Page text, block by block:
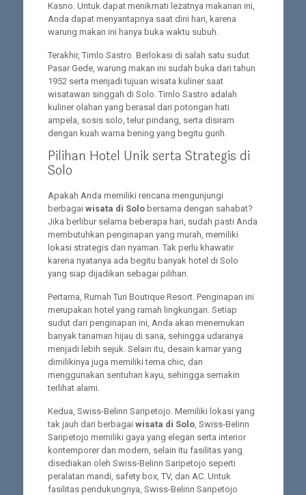
Kasno. Untuk dapat menikmati lezatnya makanan ini,
Anda dapat menyantapnya saat dini hari, karena
warung makan ini hanya buka waktu subuh.
Terakhir, Timlo Sastro. Berlokasi di salah satu sudut
Pasar Gede, warung makan ini sudah buka dari tahun
1952 serta menjadi tujuan wisata kuliner saat
wisatawan singgah di Solo. Timlo Sastro adalah
kuliner olahan yang berasal dari potongan hati
ampela, sosis solo, telur pindang, serta disiram
dengan kuah warna bening yang begitu gurih.
Pilihan Hotel Unik serta Strategis di
Solo
Apakah Anda memiliki rencana mengunjungi
berbagai wisata di Solo bersama dengan sahabat?
Jika berlibur selama beberapa hari, sudah pasti Anda
membutuhkan penginapan yang murah, memiliki
lokasi strategis dan nyaman. Tak perlu khawatir
karena nyatanya ada begitu banyak hotel di Solo
yang siap dijadikan sebagai pilihan.
Pertama, Rumah Turi Boutique Resort. Penginapan ini
merupakan hotel yang ramah lingkungan. Setiap
sudut dari penginapan ini, Anda akan menemukan
banyak tanaman hijau di sana, sehingga udaranya
menjadi lebih sejuk. Selain itu, desain kamar yang
dimilikinya juga memiliki tema chic, dan
menggunakan sentuhan kayu, sehingga semakin
terlihat alami.
Kedua, Swiss-Belinn Saripetojo. Memiliki lokasi yang
tak jauh dari berbagai wisata di Solo, Swiss-Belinn
Saripetojo memiliki gaya yang elegan serta interior
kontemporer dan modern, selain itu fasilitas yang
disediakan oleh Swiss-Belinn Saripetojo seperti
peralatan mandi, safety box, TV, dan AC. Untuk
fasilitas pendukungnya, Swiss-Belinn Saripetojo